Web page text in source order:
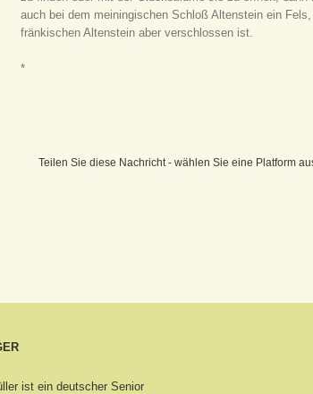
auch bei dem meiningischen Schloß Altenstein ein
fränkischen Altenstein aber verschlossen ist.
*
Teilen Sie diese Nachricht - wählen Sie eine Platform
ist ein deutscher Senior